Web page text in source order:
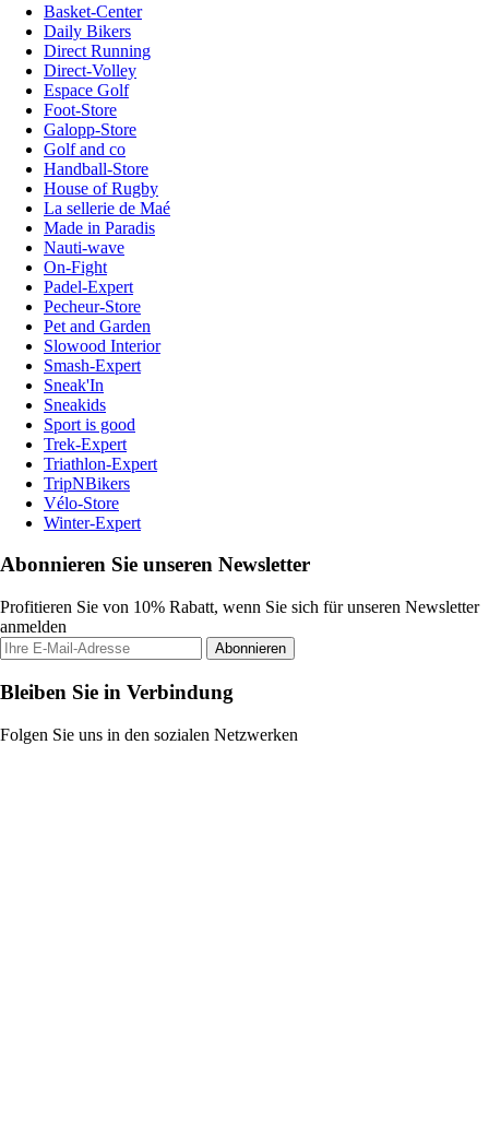
Basket-Center
Daily Bikers
Direct Running
Direct-Volley
Espace Golf
Foot-Store
Galopp-Store
Golf and co
Handball-Store
House of Rugby
La sellerie de Maé
Made in Paradis
Nauti-wave
On-Fight
Padel-Expert
Pecheur-Store
Pet and Garden
Slowood Interior
Smash-Expert
Sneak'In
Sneakids
Sport is good
Trek-Expert
Triathlon-Expert
TripNBikers
Vélo-Store
Winter-Expert
Abonnieren Sie unseren Newsletter
Profitieren Sie von 10% Rabatt, wenn Sie sich für unseren Newsletter
anmelden
Abonnieren
Bleiben Sie in Verbindung
Folgen Sie uns in den sozialen Netzwerken